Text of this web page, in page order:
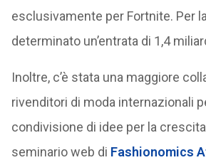
esclusivamente per Fortnite. Per
determinato un’entrata di 1,4
Inoltre, c’è stata una maggiore
rivenditori di moda internazionali
condivisione di idee per la
seminario web di Fashionomics